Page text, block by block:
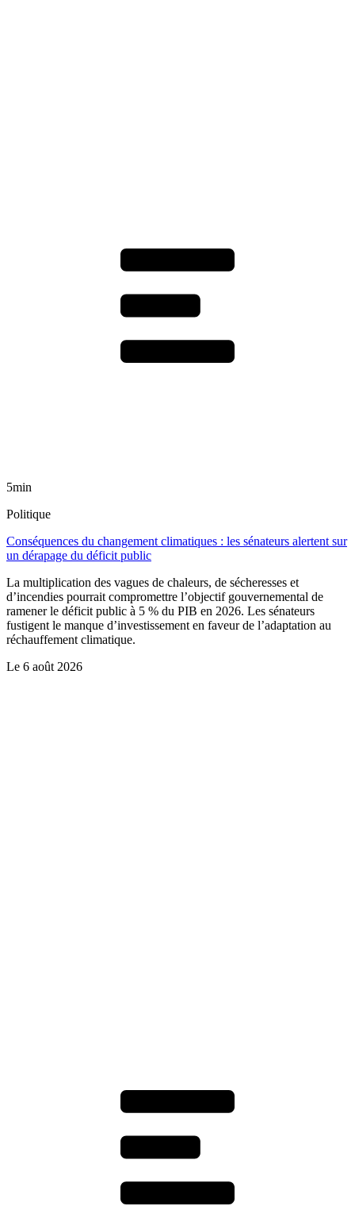
5min
Politique
Conséquences du changement climatiques : les sénateurs alertent sur
un dérapage du déficit public
La multiplication des vagues de chaleurs, de sécheresses et
d’incendies pourrait compromettre l’objectif gouvernemental de
ramener le déficit public à 5 % du PIB en 2026. Les sénateurs
fustigent le manque d’investissement en faveur de l’adaptation au
réchauffement climatique.
Le 6 août 2026